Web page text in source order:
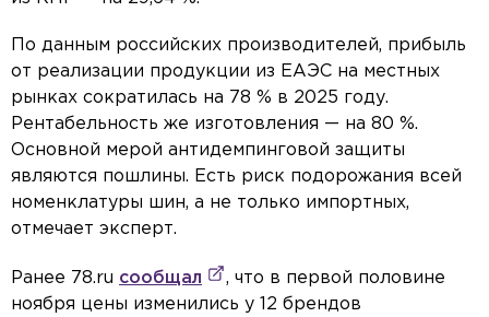
По данным российских производителей, прибыль
от реализации продукции из ЕАЭС на местных
рынках сократилась на 78 % в 2025 году.
Рентабельность же изготовления — на 80 %.
Основной мерой антидемпинговой защиты
являются пошлины. Есть риск подорожания всей
номенклатуры шин, а не только импортных,
отмечает эксперт.
Ранее 78.ru сообщал
, что в первой половине
ноября цены изменились у 12 брендов